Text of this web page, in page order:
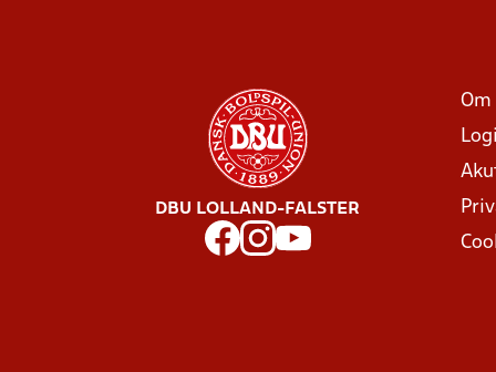
DBU LOLLAND-FALSTER
Om